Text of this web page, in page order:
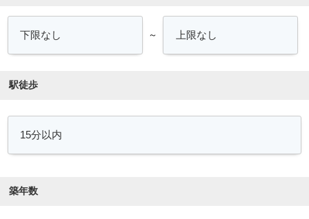
～
駅徒歩
築年数